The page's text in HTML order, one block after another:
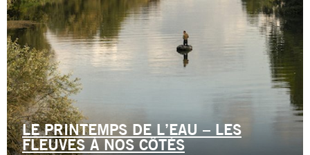
LE PRINTEMPS DE L’EAU – LES
FLEUVES À NOS CÔTÉS